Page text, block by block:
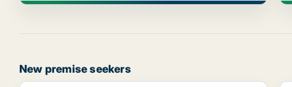
New premise seekers